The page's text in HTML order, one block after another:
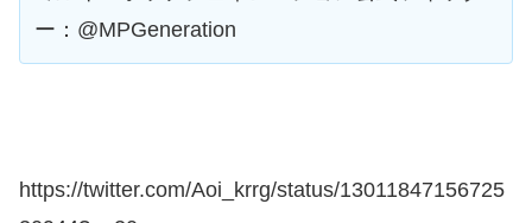
ー： @MPGeneration
https://twitter.com/Aoi_krrg/status/13011847156725